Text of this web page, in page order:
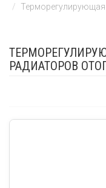
РАДИАТОРОВ